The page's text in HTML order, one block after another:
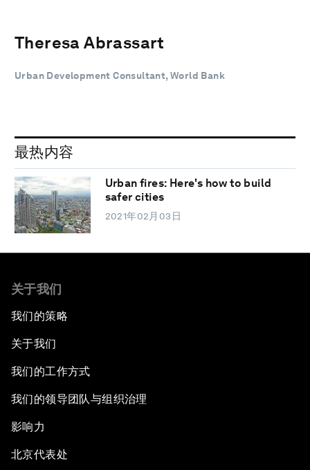
Theresa Abrassart
Urban Development Consultant, World Bank
最热内容
Urban fires: Here's how to build
safer cities
2021年02月03日
关于我们
我们的策略
关于我们
我们的工作方式
我们的领导团队与组织治理
影响力
北京代表处